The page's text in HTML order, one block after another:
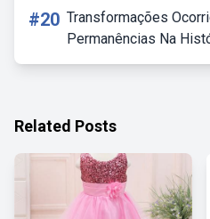
#20 Transformações
Permanências Na
Related Posts